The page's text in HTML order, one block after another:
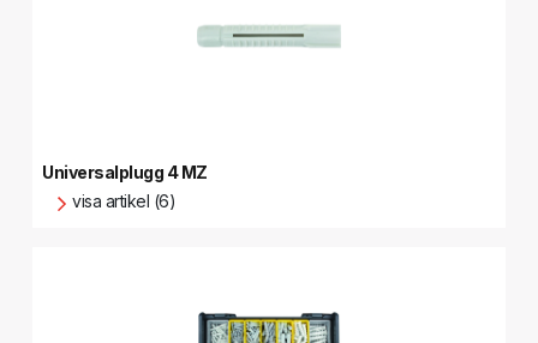
Universalplugg 4 MZ
visa artikel (6)